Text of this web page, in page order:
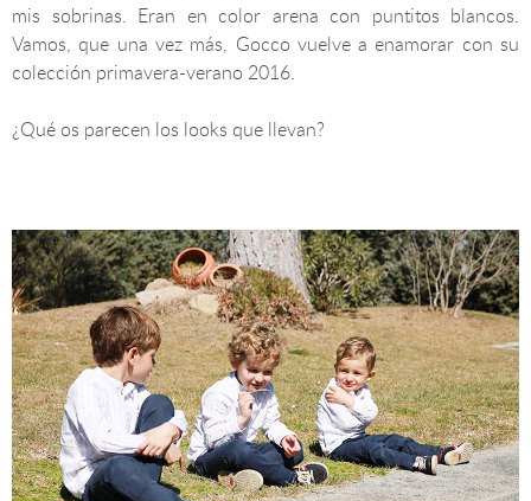
mis sobrinas. Eran en color arena con puntitos blancos.
Vamos, que una vez más, Gocco vuelve a enamorar con su
colección primavera-verano 2016.
¿Qué os parecen los looks que llevan?